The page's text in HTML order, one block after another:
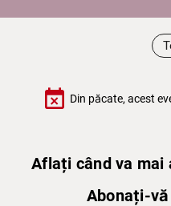
event_busy Din păcate, acest
Aflați când va mai
Abonați-